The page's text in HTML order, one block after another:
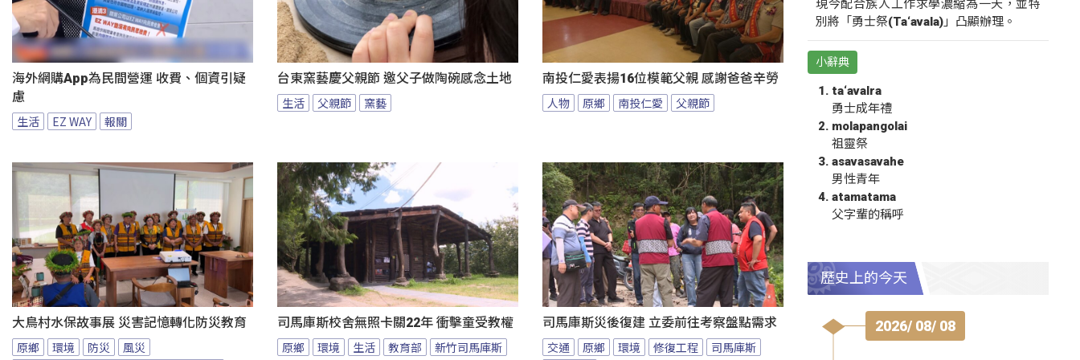
海外網購App為民間營運 收費、個資引疑
慮
生活 EZ WAY 報關
台東窯藝慶父親節 邀父子做陶碗感念土地
生活 父親節 窯藝
南投仁愛表揚16位模範父親 感謝爸爸辛勞
人物 原鄉 南投仁愛 父親節
大鳥村水保故事展 災害記憶轉化防災教育
原鄉 環境 防災
風災
司馬庫斯校舍無照卡關22年 衝擊童受教權
原鄉 環境 生活 教育部 新竹司馬庫斯
司馬庫斯災後復建 立委前往考察盤點需求
交通 原鄉 環境 修復工程
司馬庫斯
現今配合族人工作求學濃縮為一天，並特
別將「勇士祭(Ta‘avala)」凸顯辦理。
小辭典
ta‘avalra
勇士成年禮
molapangolai
祖靈祭
asavasavahe
男性青年
atamatama
父字輩的稱呼
歷史上的今天
2026/ 08/ 08